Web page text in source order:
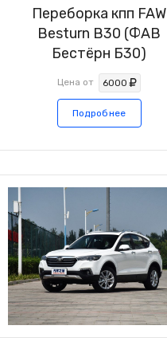
Переборка кпп FAW
Besturn B30 (ФАВ
Бестёрн Б30)
Цена от 6000
Подробнее